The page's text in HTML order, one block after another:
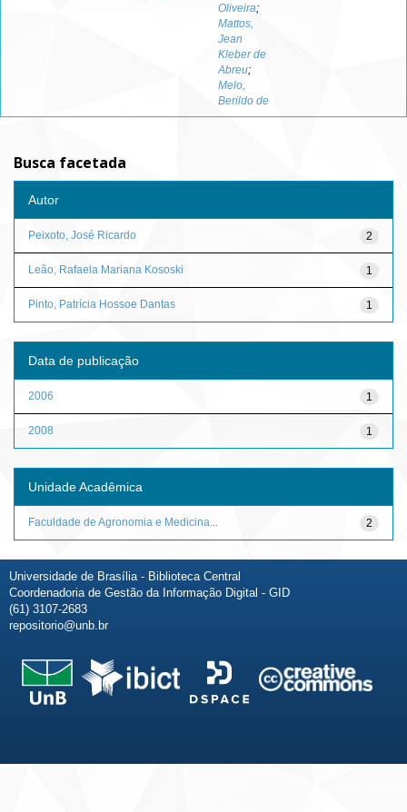
Oliveira;
Mattos,
Jean
Kleber de
Abreu;
Melo,
Berildo de
Busca facetada
Autor
2
Peixoto, José Ricardo
1
Leão, Rafaela Mariana Kososki
1
Pinto, Patrícia Hossoe Dantas
Data de publicação
1
2006
1
2008
Unidade Acadêmica
2
Faculdade de Agronomia e Medicina...
Universidade de Brasília - Biblioteca Central
Coordenadoria de Gestão da Informação Digital - GID
(61) 3107-2683
repositorio@unb.br